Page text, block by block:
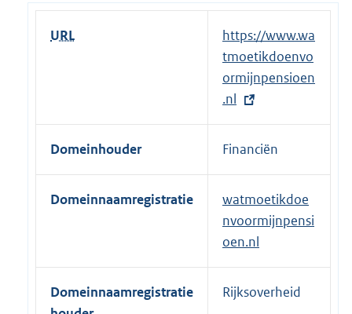
URL
E
x
t
e
r
n
i
n
k
:
https://www.wa
tmoetikdoenvo
ormijnpensioen
.nl
Domeinhouder Financiën
Domeinnaamregistratie
watmoetikdoe
nvoormijnpensi
oen.nl
Domeinnaamregistratie
Rijksoverheid